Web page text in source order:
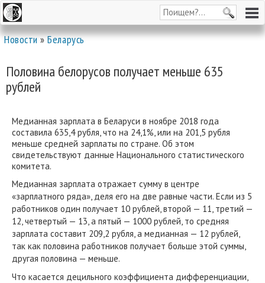
Новости»Беларусь
Половина белорусов получает меньше 635
рублей
Медианная зарплата в Беларуси в ноябре 2018 года
составила 635,4 рубля, что на 24,1%, или на 201,5 рубля
меньше средней зарплаты по стране. Об этом
свидетельствуют данные Национального статистического
комитета.
Медианная зарплата отражает сумму в центре
«зарплатного ряда», деля его на две равные части. Если из 5
работников один получает 10 рублей, второй — 11, третий —
12, четвертый — 13, а пятый — 1000 рублей, то средняя
зарплата составит 209,2 рубля, а медианная — 12 рублей,
так как половина работников получает больше этой суммы,
другая половина — меньше.
Что касается децильного коэффициента дифференциации,